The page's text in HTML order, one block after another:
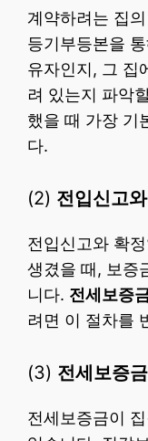
계약하려는 집의
등기부등본을
유자인지, 그 집
려 있는지 파악
했을 때 가장 기
다.
(2) 전입신고
전입신고와 확
생겼을 때, 보증
니다. 전세보증
려면 이 절차를
(3) 전세보증
전세보증금이